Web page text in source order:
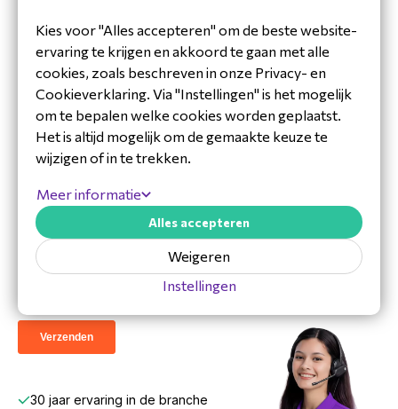
AV-vraag? +31 (0)36 20 20 124
Bel één van onze AV-experts
Support: +31 (0)36 20 20 125
Bel ons technische support team
Maak een afspraak
Met één van onze experts
Schrijf je in voor de
nieuwsbrief
nieuws.
30 jaar ervaring in de branche
Kies voor "Alles accepteren" om de beste website-
ervaring te krijgen en akkoord te gaan met alle
cookies, zoals beschreven in onze Privacy- en
Cookieverklaring. Via "Instellingen" is het mogelijk
om te bepalen welke cookies worden geplaatst.
Het is altijd mogelijk om de gemaakte keuze te
wijzigen of in te trekken.
Meer informatie
Instellingen
Weigeren
Alles accepteren